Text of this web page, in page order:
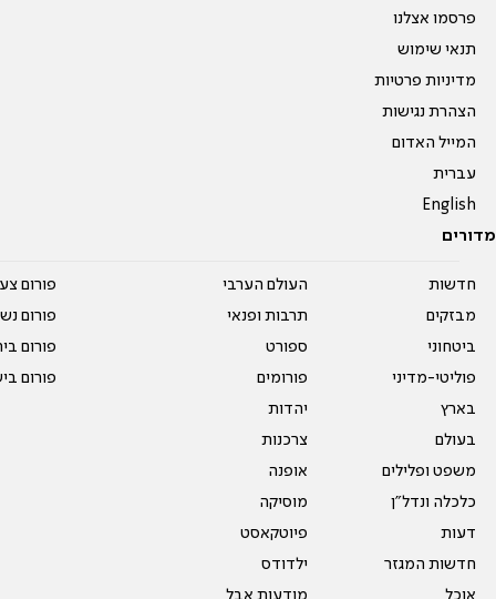
פרסמו אצלנו
תנאי שימוש
מדיניות פרטיות
הצהרת נגישות
המייל האדום
עברית
English
מדורים
חדשות
מבזקים
ביטחוני
פוליטי-מדיני
בארץ
בעולם
משפט ופלילים
כלכלה ונדל"ן
דעות
חדשות המגזר
העולם הערבי
תרבות ופנאי
ספורט
פורומים
יהדות
צרכנות
אופנה
מוסיקה
פיוטקאסט
ילדודס
פורום
פורום
פורום
פורום